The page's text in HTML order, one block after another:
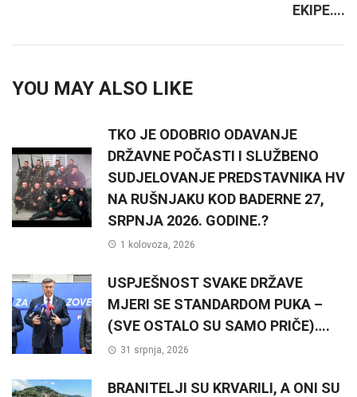
EKIPE….
YOU MAY ALSO LIKE
TKO JE ODOBRIO ODAVANJE
DRŽAVNE POČASTI I SLUŽBENO
SUDJELOVANJE PREDSTAVNIKA HV
NA RUŠNJAKU KOD BADERNE 27,
SRPNJA 2026. GODINE.?
1 kolovoza, 2026
USPJEŠNOST SVAKE DRŽAVE
MJERI SE STANDARDOM PUKA –
(SVE OSTALO SU SAMO PRIČE)….
31 srpnja, 2026
BRANITELJI SU KRVARILI, A ONI SU